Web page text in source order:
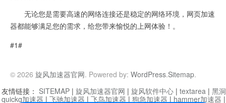
无论您是需要高速的网络连接还是稳定的网络环境，网页加速
器都能够满足您的需求，给您带来愉悦的上网体验！。
#1#
© 2026 旋风加速器官网. Powered by: WordPress.Sitemap.
友情链接： SITEMAP | 旋风加速器官网 | 旋风软件中心 | textarea | 黑
quickq加速器 | 飞驰加速器 | 飞鸟加速器 | 狗急加速器 | hammer加速器